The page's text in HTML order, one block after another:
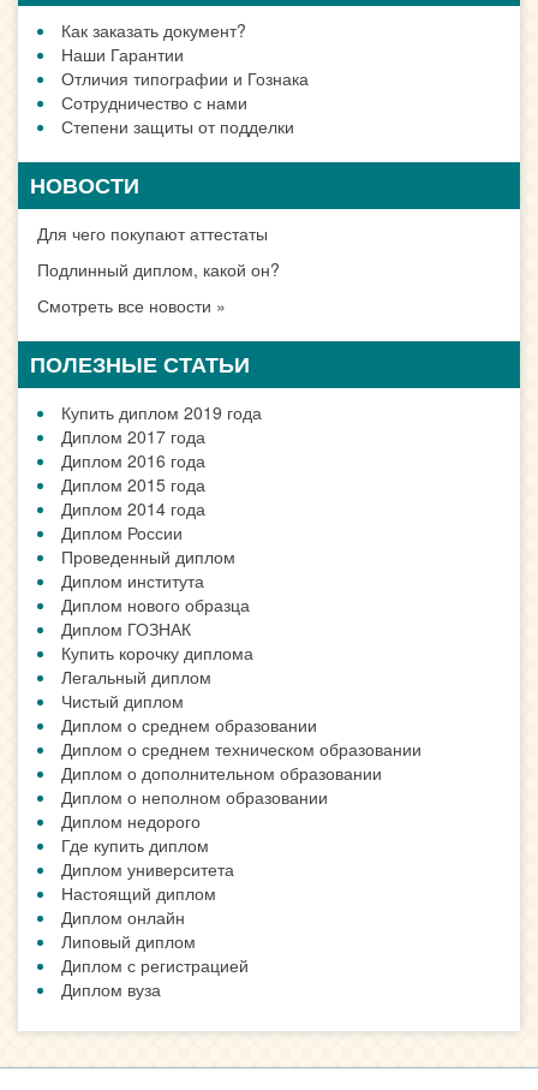
Как заказать документ?
Наши Гарантии
Отличия типографии и Гознака
Сотрудничество с нами
Степени защиты от подделки
НОВОСТИ
Для чего покупают аттестаты
Подлинный диплом, какой он?
Смотреть все новости »
ПОЛЕЗНЫЕ СТАТЬИ
Купить диплом 2019 года
Диплом 2017 года
Диплом 2016 года
Диплом 2015 года
Диплом 2014 года
Диплом России
Проведенный диплом
Диплом института
Диплом нового образца
Диплом ГОЗНАК
Купить корочку диплома
Легальный диплом
Чистый диплом
Диплом о среднем образовании
Диплом о среднем техническом образовании
Диплом о дополнительном образовании
Диплом о неполном образовании
Диплом недорого
Где купить диплом
Диплом университета
Настоящий диплом
Диплом онлайн
Липовый диплом
Диплом с регистрацией
Диплом вуза